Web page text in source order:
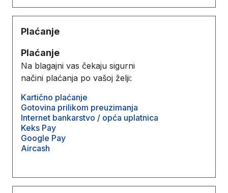
Plaćanje
Plaćanje
Na blagajni vas čekaju sigurni
načini plaćanja po vašoj želji:
Kartično plaćanje
Gotovina prilikom preuzimanja
Internet bankarstvo / opća uplatnica
Keks Pay
Google Pay
Aircash